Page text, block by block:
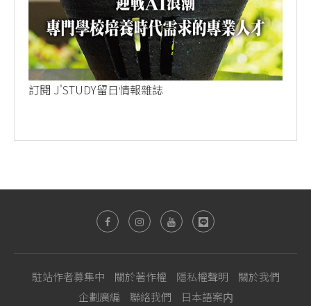
訂閱 J'STUDY留日情報雜誌
駐站作者募集中 關於著作權 隱私權聲明
關於我們
企劃廣編
聯絡我們 日本語案内